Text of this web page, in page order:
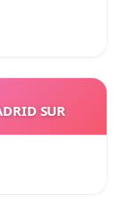
SUR